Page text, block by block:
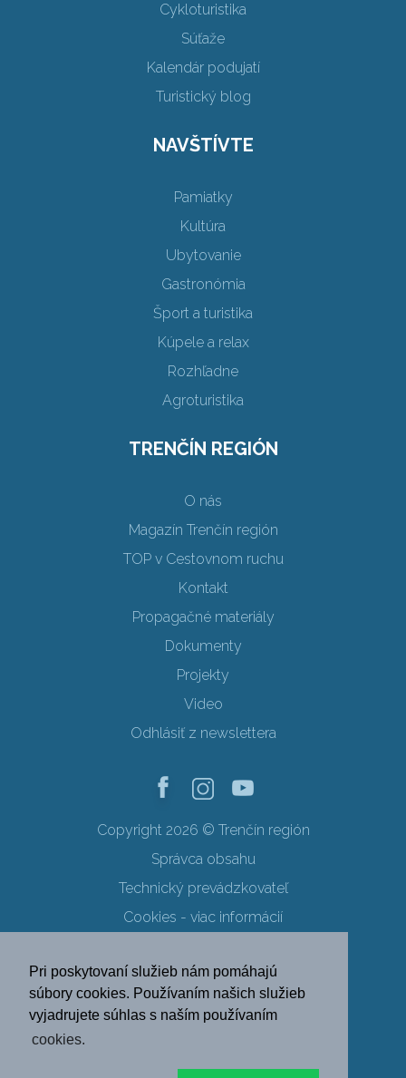
Pri poskytovaní služieb nám pomáhajú
súbory cookies. Používaním našich služieb
vyjadrujete súhlas s naším používaním
cookies.
Cykloturistika
Súťaže
Kalendár podujatí
Turistický blog
NAVŠTÍVTE
Pamiatky
Kultúra
Ubytovanie
Gastronómia
Šport a turistika
Kúpele a relax
Rozhľadne
Agroturistika
TRENČÍN REGIÓN
O nás
Magazín Trenčín región
TOP v Cestovnom ruchu
Kontakt
Propagačné materiály
Dokumenty
Projekty
Video
Odhlásiť z newslettera
Copyright 2026 © Trenčín región
Správca obsahu
Technický prevádzkovateľ
Cookies - viac informácií
Ochrana osobných údajov
SK EN DE
PL